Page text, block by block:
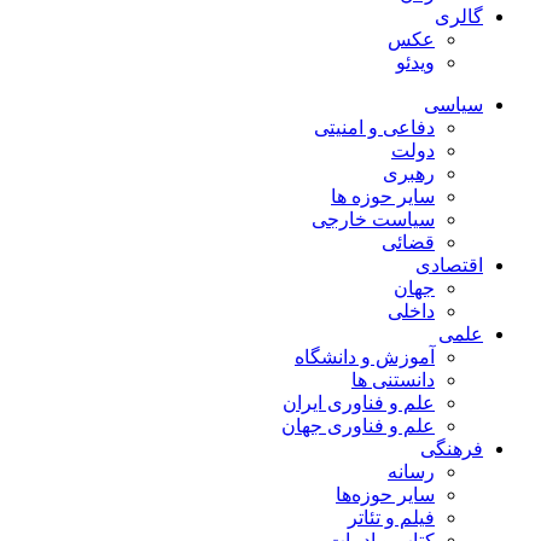
گالری
عکس
ویدئو
سیاسی
دفاعی و امنیتی
دولت
رهبری
سایر حوزه ها
سیاست خارجی
قضائی
اقتصادی
جهان
داخلی
علمی
آموزش و دانشگاه
دانستنی ها
علم و فناوری ایران
علم و فناوری جهان
فرهنگی
رسانه
سایر حوزه‌ها
فیلم و تئاتر